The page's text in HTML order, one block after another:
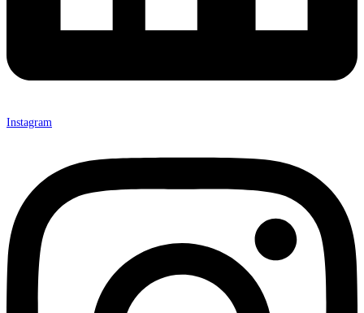
Instagram